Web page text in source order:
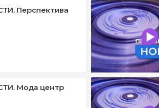
Перспектива
Мода центр